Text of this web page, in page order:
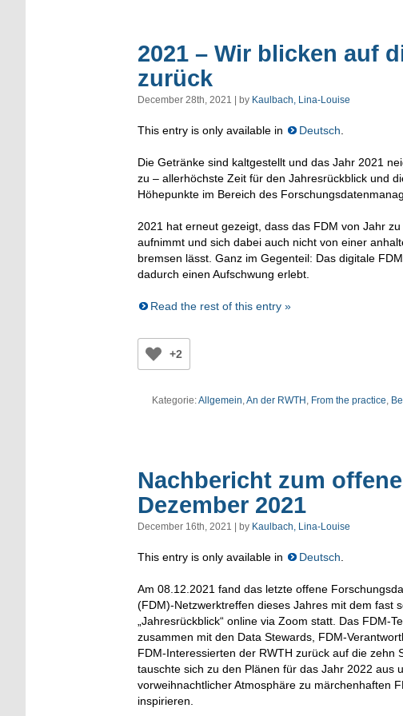
2021 – Wir blicken auf
zurück
December 28th, 2021 | by Kaulbach, Lina-Louise
This entry is only available in Deutsch
Die Getränke sind kaltgestellt und das Jahr 2021
zu – allerhöchste Zeit für den Jahresrückblick und
Höhepunkte im Bereich des
2021 hat erneut gezeigt, dass das FDM von Jahr
aufnimmt und sich dabei auch nicht von einer
bremsen lässt. Ganz im Gegenteil: Das digitale
dadurch einen Aufschwung erlebt.
Read the rest of this entry »
+2
Kategorie:Allgemein An der RWTH From the practice
Nachbericht zum
Dezember 2021
December 16th, 2021 | by Kaulbach, Lina-Louise
This entry is only available in Deutsch
Am 08.12.2021 fand das letzte offene
(FDM)-Netzwerktreffen dieses Jahres mit dem fast
„Jahresrückblick“ online via Zoom statt. Das FDM-
zusammen mit den Data Stewards, FDM-
FDM-Interessierten der RWTH zurück auf die zehn
tauschte sich zu den Plänen für das Jahr 2022 aus
vorweihnachtlicher Atmosphäre zu märchenhaften
inspirieren.